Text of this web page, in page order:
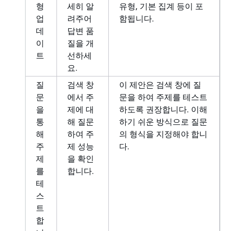
형
업
데
이
트
세히 알
려주어
답변 품
질을 개
선하세
요.
유형, 기본 집계 등이 포
함됩니다.
질
문
을
통
해
주
제
를
테
스
트
합
검색 창
에서 주
제에 대
해 질문
하여 주
제 성능
을 확인
합니다.
이 제안은 검색 창에 질
문을 하여 주제를 테스트
하도록 권장합니다. 이해
하기 쉬운 방식으로 질문
의 형식을 지정해야 합니
다.